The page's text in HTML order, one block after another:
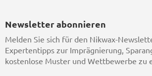
Newsletter abonnieren
Melden Sie sich für den Nikwax-
Expertentipps zur Imprägnierung,
kostenlose Muster und Wettbewerbe zu